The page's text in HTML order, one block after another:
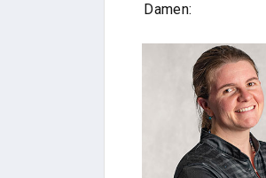
Damen: